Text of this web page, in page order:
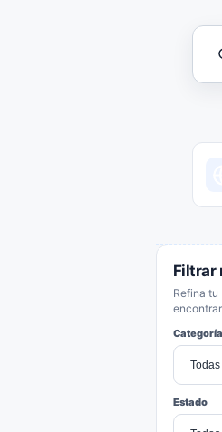
Filtrar
Refina tu
Categoría
Estado